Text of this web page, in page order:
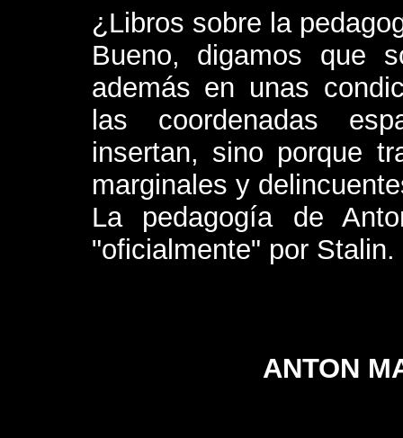
¿Libros sobre la
Bueno, digamos que
además en unas
las coordenadas
insertan, sino porque
marginales y
La pedagogía de
"oficialmente" por Stalin.
ANTON